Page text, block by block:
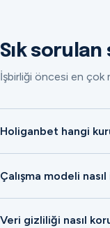
Sık
İşbirliği öncesi en çok
Holiganbet hangi
Çalışma modeli
Veri gizliliği nasıl